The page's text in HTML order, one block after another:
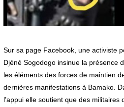
Sur sa page Facebook, une activiste
Djéné Sogodogo insinue la présence
les éléments des forces de maintien
dernières manifestations à Bamako.
l’appui elle soutient que des